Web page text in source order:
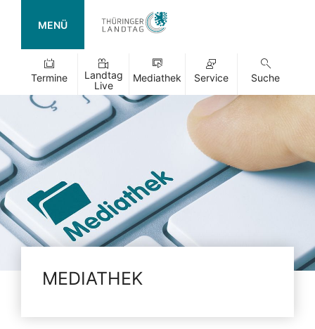
MENÜ
Termine
Landtag
Live
Mediathek Service Suche
MEDIATHEK